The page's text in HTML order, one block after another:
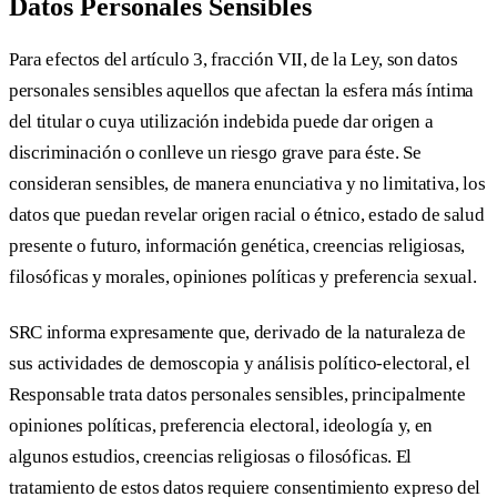
Datos Personales Sensibles
Para efectos del artículo 3, fracción VII, de la Ley, son datos
personales sensibles aquellos que afectan la esfera más íntima
del titular o cuya utilización indebida puede dar origen a
discriminación o conlleve un riesgo grave para éste. Se
consideran sensibles, de manera enunciativa y no limitativa, los
datos que puedan revelar origen racial o étnico, estado de salud
presente o futuro, información genética, creencias religiosas,
filosóficas y morales, opiniones políticas y preferencia sexual.
SRC informa expresamente que, derivado de la naturaleza de
sus actividades de demoscopia y análisis político-electoral, el
Responsable trata datos personales sensibles, principalmente
opiniones políticas, preferencia electoral, ideología y, en
algunos estudios, creencias religiosas o filosóficas. El
tratamiento de estos datos requiere consentimiento expreso del